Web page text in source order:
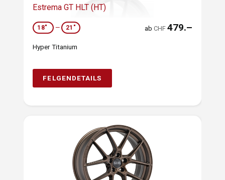
Estrema GT HLT (HT)
18" — 21" abCHF 479.–
Hyper Titanium
FELGENDETAILS